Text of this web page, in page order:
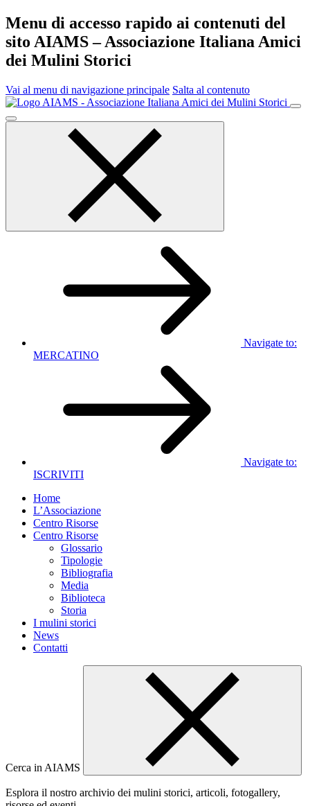
Menu di accesso rapido ai contenuti del
sito AIAMS – Associazione Italiana Amici
dei Mulini Storici
Vai al menu di navigazione principale Salta al contenuto
Menu
principale
Navigate to:
MERCATINO
Navigate to:
ISCRIVITI
Home
L’Associazione
Centro Risorse
Centro Risorse
Glossario
Tipologie
Bibliografia
Media
Biblioteca
Storia
I mulini storici
News
Contatti
Cerca in AIAMS
Esplora il nostro archivio dei mulini storici, articoli, fotogallery,